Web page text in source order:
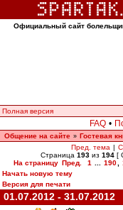
Официальный сайт
Полная версия
FAQ •
Общение на сайте » Гостевая
Пред. тема |
Страница 193 из 194 [
На страницу Пред. 1 190
Начать новую тему
Версия для печати
01.07.2012 - 31.07.2012